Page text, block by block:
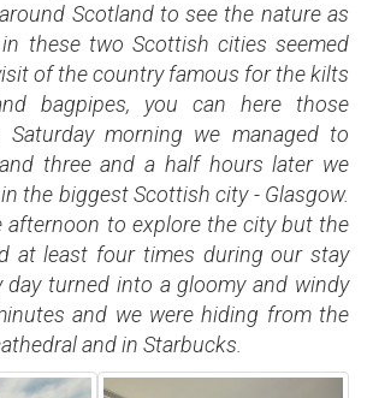
Scotland to see the nature as
these two Scottish cities seemed
of the country famous for the kilts
bagpipes, you can here those
Saturday morning we managed to
three and a half hours later we
the biggest Scottish city - Glasgow.
afternoon to explore the city but the
at least four times during our stay
day turned into a gloomy and windy
and we were hiding from the
and in Starbucks.